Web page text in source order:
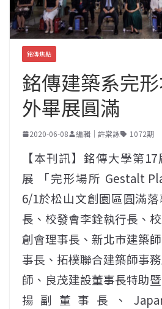
銘傳焦點
銘傳建築系完
外畢展圓滿
2020-06-08 編輯｜許棠詠 1072期
【本刊訊】銘傳大學第
展 「完形場所 Gestalt
6/1於松山文創園區圓滿
長、校發會李銓執行長、
創會理事長、新北市建築
事長、拓樸聯合建築師事
師、良茂建設董事長特助
揚副董事長、